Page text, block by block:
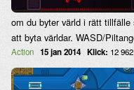
om du byter värld i rätt
att byta världar. WASD/
Action 15 jan 2014 Klick: 12 962